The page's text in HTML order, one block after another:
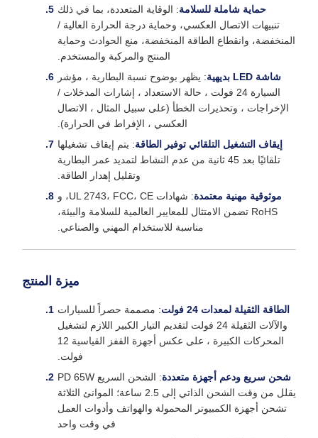
حماية شاملة للسلامة: الوقاية المتعددة، بما في ذلك
تنبيهات الاتصال العكسي، وحماية درجة الحرارة العالية /
المنخفضة، وانقطاع الطاقة المنخفضة، منع الحوادث وحماية
المنتج والمركبة والمستخدم.
شاشة LED بديهية
: يظهر بوضوح نسبة البطارية ، مؤشر
السيارة 24 فولت ، حالة الاستعداد ، إشارات المدخلات /
الإخراجات ، وتحذيرات الخطأ (على سبيل المثال ، الاتصال
العكسي ، الإفراط في الحرارة).
إيقاف التشغيل التلقائي توفير الطاقة: يتم إيقاف تشغيلها
تلقائيًا بعد 45 ثانية من عدم النشاط لتمديد عمر البطارية
وتقليل إهدار الطاقة.
موثوقية مهنية معتمدة
: شهادات UL 2743، FCC، CE، و
RoHS تضمن الامتثال للمعايير العالمية للسلامة والبيئة،
مناسبة للاستخدام المهني والصناعي.
ميزة المنتج
الطاقة الثقيلة لمعدات 24 فولت
: مصممة حصراً للسيارات
والآلات الثقيلة 24 فولت لتقديم التيار الكبير اللازم لتشغيل
المحركات الكبيرة ، على عكس أجهزة القفز القياسية 12
فولت.
شحن سريع ودعم أجهزة متعددة
: الشحن السريع PD 65W
يقلل من وقت الشحن الذاتي إلى 2.5 ساعة؛ الموانئ الثلاثة
تشحن أجهزة الكمبيوتر المحمولة والهواتف وأدوات العمل
في وقت واحد